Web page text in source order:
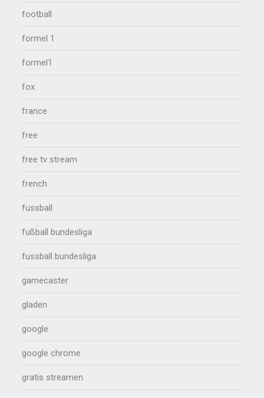
football
formel 1
formel1
fox
france
free
free tv stream
french
fussball
fußball bundesliga
fussball bundesliga
gamecaster
gladen
google
google chrome
gratis streamen